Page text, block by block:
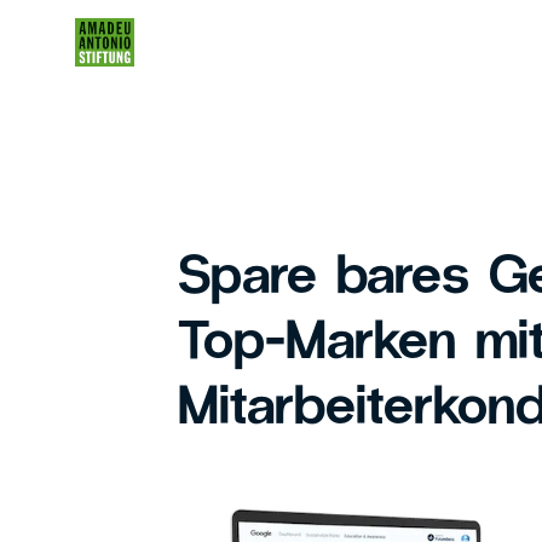
Spare bares
Top-Marken